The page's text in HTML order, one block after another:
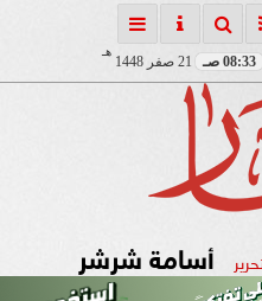
08:33 صـ 21 صفر 1448
هـ
أسامة شرشر